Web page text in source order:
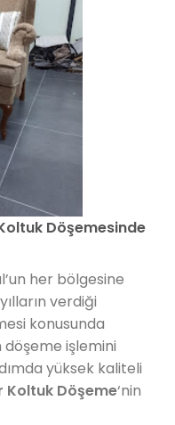
Döşemesinde
her bölgesine
verdiği
konusunda
döşeme işlemini
yüksek kaliteli
Koltuk Döşeme‘nin